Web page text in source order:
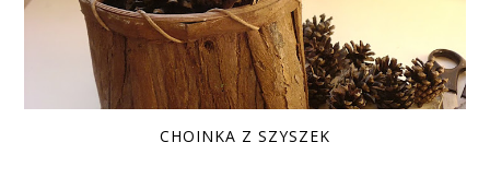
CHOINKA Z SZYSZEK